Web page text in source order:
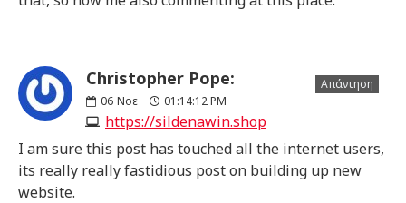
Christopher Pope:
06 Νοε 01:14:12 PM
https://sildenawin.shop
Απάντηση
I am sure this post has touched all the internet users,
its really really fastidious post on building up new
website.